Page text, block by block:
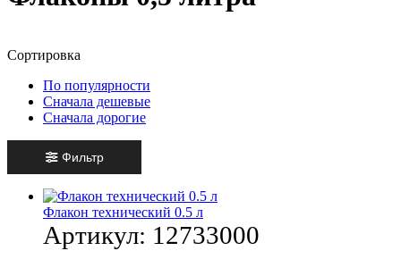
Сортировка
По популярности
Сначала дешевые
Сначала дорогие
Фильтр
Флакон технический 0.5 л
Артикул: 12733000